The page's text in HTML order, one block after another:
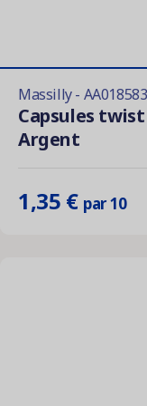
Massilly - AA018583
Capsules
Argent
1,35 € par 10